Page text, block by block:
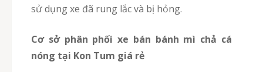
sử dụng xe đã rung lắc và bị hỏng.
Cơ sở phân phối xe bán bánh mì chả cá
nóng tại Kon Tum giá rẻ